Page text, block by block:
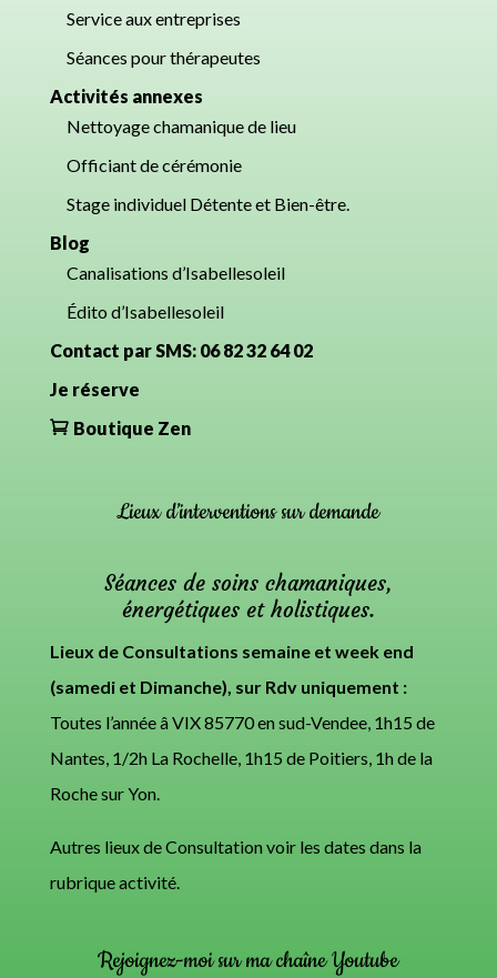
Service aux entreprises
Séances pour thérapeutes
Activités annexes
Nettoyage chamanique de lieu
Officiant de cérémonie
Stage individuel Détente et Bien-être.
Blog
Canalisations d’Isabellesoleil
Édito d’Isabellesoleil
Contact par SMS: 06 82 32 64 02
Je réserve
Boutique Zen
Lieux d’interventions sur demande
Séances de soins chamaniques,
énergétiques et holistiques.
Lieux de Consultations semaine et week end
(samedi et Dimanche), sur Rdv uniquement :
Toutes l’année â VIX 85770 en sud-Vendee, 1h15 de
Nantes, 1/2h La Rochelle, 1h15 de Poitiers, 1h de la
Roche sur Yon.
Autres lieux de Consultation voir les dates dans la
rubrique activité.
Rejoignez-moi sur ma chaîne Youtube